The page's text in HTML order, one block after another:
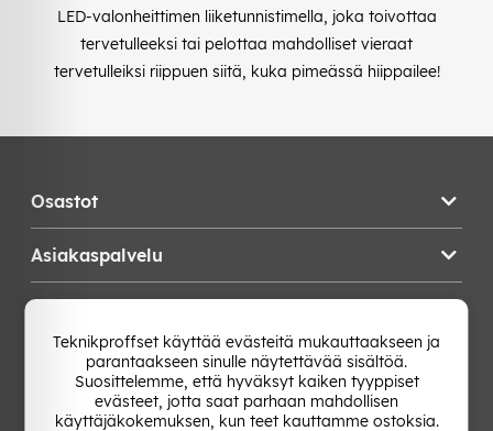
LED-valonheittimen liiketunnistimella, joka toivottaa
tervetulleeksi tai pelottaa mahdolliset vieraat
tervetulleiksi riippuen siitä, kuka pimeässä hiippailee!
Osastot
Asiakaspalvelu
Vaihda Maa
Teknikproffset käyttää evästeitä mukauttaakseen ja
parantaakseen sinulle näytettävää sisältöä.
Suosittelemme, että hyväksyt kaiken tyyppiset
evästeet, jotta saat parhaan mahdollisen
käyttäjäkokemuksen, kun teet kauttamme ostoksia.